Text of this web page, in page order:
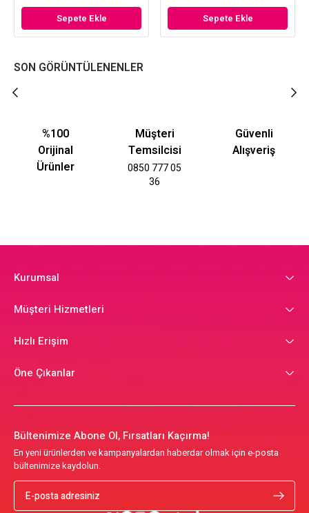
Sepete Ekle Sepete Ekle
SON GÖRÜNTÜLENENLER
%100
Orijinal
Ürünler
Müşteri
Temsilcisi
0850 777 05
36
Güvenli
Alışveriş
Kurumsal
Müşteri Hizmetleri
Hızlı Erişim
Öne Çıkanlar
Bültenimize Abone Ol, Fırsatları Kaçırma!
En yeni ürünlerden ve kampanyalardan haberdar olmak için e-posta
bültenimize kaydolun.